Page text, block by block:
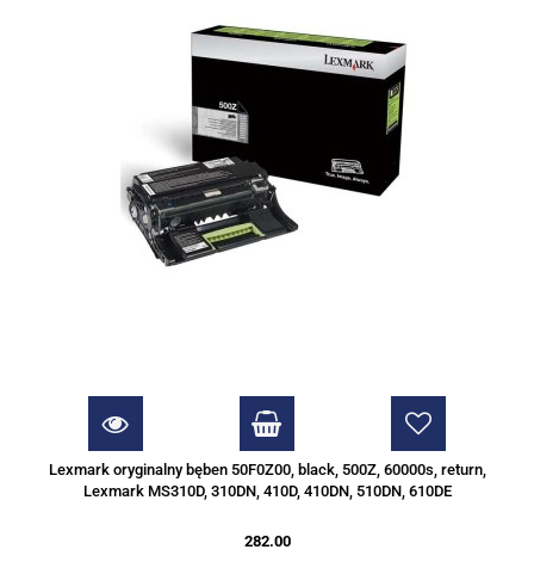
Lexmark oryginalny bęben 50F0Z00, black, 500Z, 60000s, return,
Lexmark MS310D, 310DN, 410D, 410DN, 510DN, 610DE
282.00